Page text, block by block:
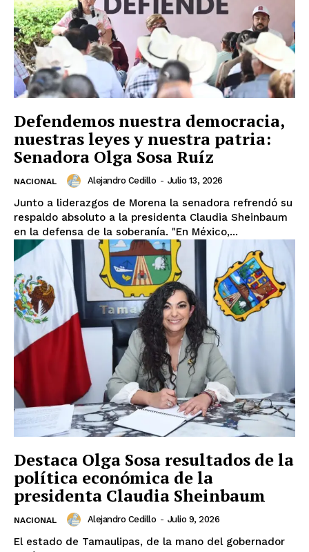
Defendemos nuestra democracia,
nuestras leyes y nuestra patria:
Senadora Olga Sosa Ruíz
NACIONAL Alejandro Cedillo - Julio 13, 2026
Junto a liderazgos de Morena la senadora refrendó su
respaldo absoluto a la presidenta Claudia Sheinbaum
en la defensa de la soberanía. "En México,...
Destaca Olga Sosa resultados de la
política económica de la
presidenta Claudia Sheinbaum
NACIONAL Alejandro Cedillo - Julio 9, 2026
El estado de Tamaulipas, de la mano del gobernador